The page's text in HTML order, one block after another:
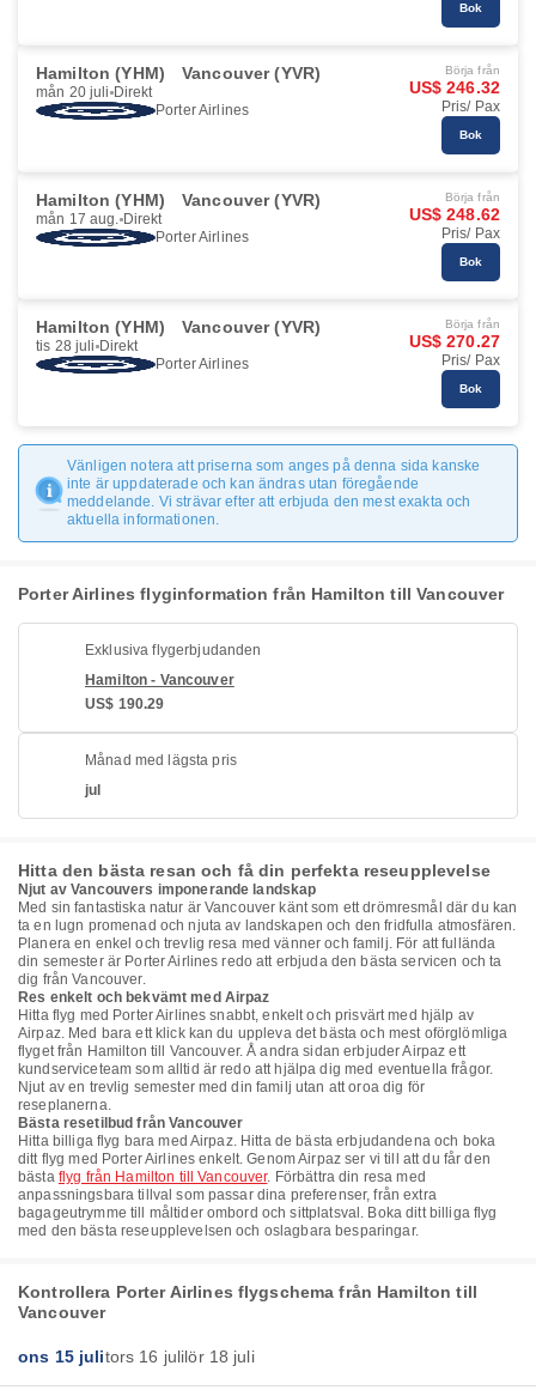
Bok
Hamilton (YHM) Vancouver (YVR)
mån 20 juli Direkt
Porter Airlines
Börja från
US$ 246.32
Pris/ Pax
Bok
Hamilton (YHM) Vancouver (YVR)
mån 17 aug. Direkt
Porter Airlines
Börja från
US$ 248.62
Pris/ Pax
Bok
Hamilton (YHM) Vancouver (YVR)
tis 28 juli Direkt
Porter Airlines
Börja från
US$ 270.27
Pris/ Pax
Bok
Vänligen notera att priserna som anges på denna sida kanske
inte är uppdaterade och kan ändras utan föregående
meddelande. Vi strävar efter att erbjuda den mest exakta och
aktuella informationen.
Porter Airlines flyginformation från Hamilton till Vancouver
Exklusiva flygerbjudanden
Hamilton - Vancouver
US$ 190.29
Månad med lägsta pris
jul
Hitta den bästa resan och få din perfekta reseupplevelse
Njut av Vancouvers imponerande landskap
Med sin fantastiska natur är Vancouver känt som ett drömresmål där du kan
ta en lugn promenad och njuta av landskapen och den fridfulla atmosfären.
Planera en enkel och trevlig resa med vänner och familj. För att fullända
din semester är Porter Airlines redo att erbjuda den bästa servicen och ta
dig från Vancouver.
Res enkelt och bekvämt med Airpaz
Hitta flyg med Porter Airlines snabbt, enkelt och prisvärt med hjälp av
Airpaz. Med bara ett klick kan du uppleva det bästa och mest oförglömliga
flyget från Hamilton till Vancouver. Å andra sidan erbjuder Airpaz ett
kundserviceteam som alltid är redo att hjälpa dig med eventuella frågor.
Njut av en trevlig semester med din familj utan att oroa dig för
reseplanerna.
Bästa resetilbud från Vancouver
Hitta billiga flyg bara med Airpaz. Hitta de bästa erbjudandena och boka
ditt flyg med Porter Airlines enkelt. Genom Airpaz ser vi till att du får den
bästa flyg från Hamilton till Vancouver. Förbättra din resa med
anpassningsbara tillval som passar dina preferenser, från extra
bagageutrymme till måltider ombord och sittplatsval. Boka ditt billiga flyg
med den bästa reseupplevelsen och oslagbara besparingar.
Kontrollera Porter Airlines flygschema från Hamilton till
Vancouver
ons 15 julitors 16 julilör 18 juli